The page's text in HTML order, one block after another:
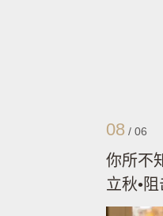
08 /06
你所不
立秋•